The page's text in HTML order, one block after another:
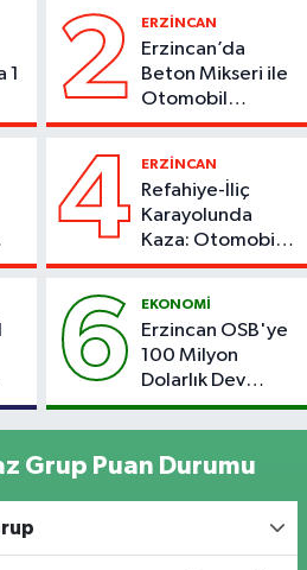
1
2 ERZİNCAN
Erzincan’da
Beton Mikseri ile
Otomobil
Çarpıştı
4 ERZİNCAN
Refahiye-İliç
Karayolunda
Kaza: Otomobil
Yoldan Çıktı, 6
6 EKONOMİ
Erzincan OSB'ye
100 Milyon
Dolarlık Dev
Yatırım: Bin Kişiye
İstihdam
Hedefleniyor
Grup Puan Durumu